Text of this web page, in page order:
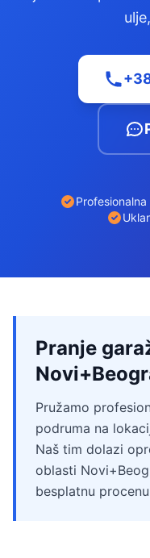
Pranje
Pružamo
podruma na
Naš tim dolazi
oblasti
besplatnu